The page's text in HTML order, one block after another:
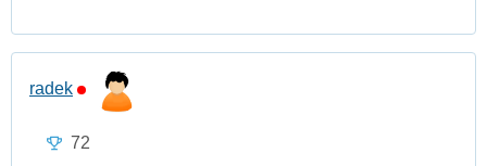
radek
72